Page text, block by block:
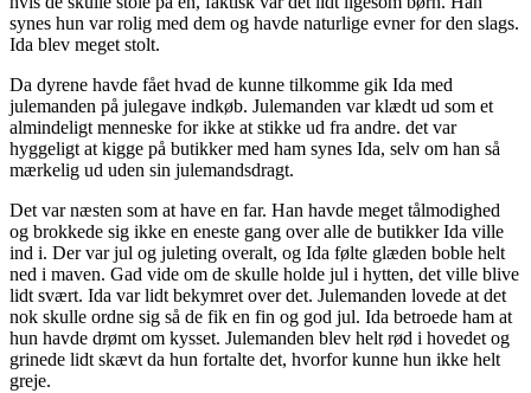
synes hun var rolig med dem og havde naturlige evner for den slags.
Ida blev meget stolt.
Da dyrene havde fået hvad de kunne tilkomme gik Ida med
julemanden på julegave indkøb. Julemanden var klædt ud som et
almindeligt menneske for ikke at stikke ud fra andre. det var
hyggeligt at kigge på butikker med ham synes Ida, selv om han så
mærkelig ud uden sin julemandsdragt.
Det var næsten som at have en far. Han havde meget tålmodighed
og brokkede sig ikke en eneste gang over alle de butikker Ida ville
ind i. Der var jul og juleting overalt, og Ida følte glæden boble helt
ned i maven. Gad vide om de skulle holde jul i hytten, det ville blive
lidt svært. Ida var lidt bekymret over det. Julemanden lovede at det
nok skulle ordne sig så de fik en fin og god jul. Ida betroede ham at
hun havde drømt om kysset. Julemanden blev helt rød i hovedet og
grinede lidt skævt da hun fortalte det, hvorfor kunne hun ikke helt
greje.